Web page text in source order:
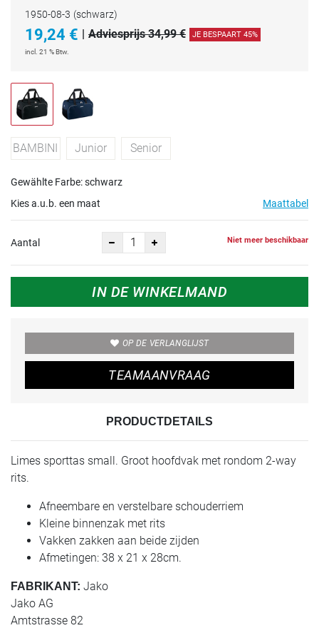
1950-08-3 (schwarz)
19,24 € Adviesprijs 34,99 € JE BESPAART 45%
incl. 21 % Btw.
BAMBINI Junior Senior
Gewählte Farbe: schwarz
Kies a.u.b. een maat
Maattabel
Aantal Niet meer beschikbaar
IN DE WINKELMAND
OP DE VERLANGLIJST
TEAMAANVRAAG
PRODUCTDETAILS
Limes sporttas small. Groot hoofdvak met rondom 2-way
rits.
Afneembare en verstelbare schouderriem
Kleine binnenzak met rits
Vakken zakken aan beide zijden
Afmetingen: 38 x 21 x 28cm.
FABRIKANT: Jako
Jako AG
Amtstrasse 82